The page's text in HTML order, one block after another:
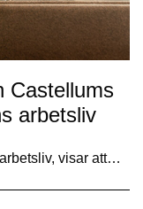
Castellums
arbetsliv
visar att…